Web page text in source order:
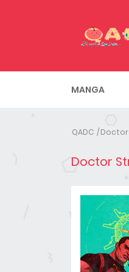
MANGA
QADC Doctor
Doctor